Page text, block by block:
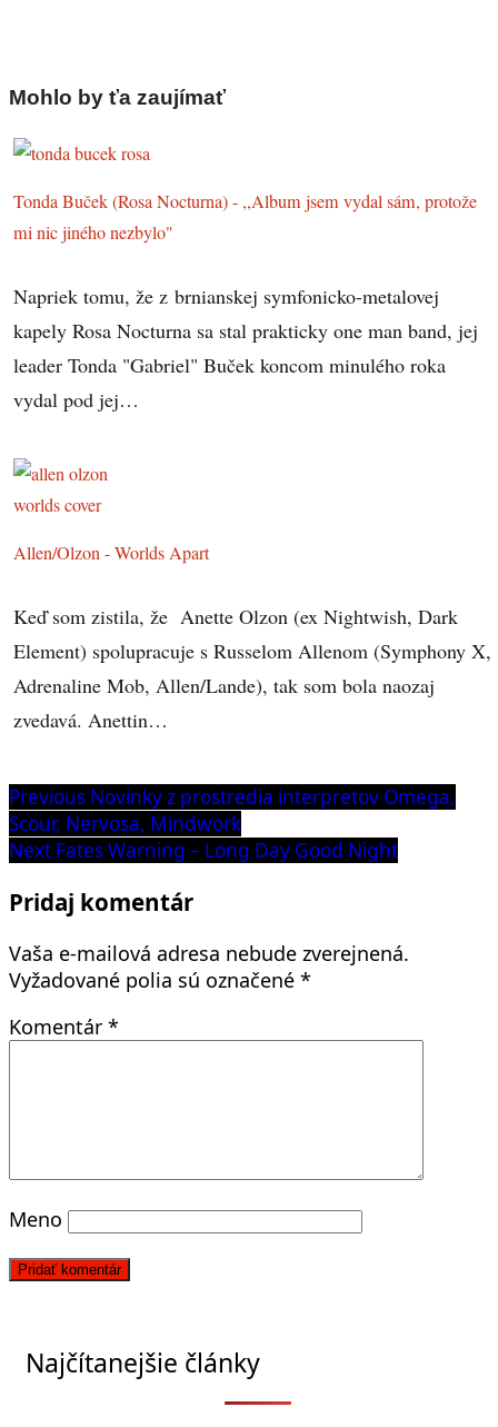
Mohlo by ťa zaujímať
Tonda Buček (Rosa Nocturna) - ,,Album jsem vydal sám, protože
mi nic jiného nezbylo"
Napriek tomu, že z brnianskej symfonicko-metalovej
kapely Rosa Nocturna sa stal prakticky one man band, jej
leader Tonda "Gabriel" Buček koncom minulého roka
vydal pod jej…
Allen/Olzon - Worlds Apart
Keď som zistila, že Anette Olzon (ex Nightwish, Dark
Element) spolupracuje s Russelom Allenom (Symphony X,
Adrenaline Mob, Allen/Lande), tak som bola naozaj
zvedavá. Anettin…
Navigácia
v
článku
Previous Previous
post:
Novinky z prostredia interpretov Omega,
Scour, Nervosa, Mindwork
Next Next
Fates Warning – Long Day Good Night
Pridaj komentár
Vaša e-mailová adresa nebude zverejnená.
Vyžadované polia sú označené *
Komentár *
Meno
Najčítanejšie články